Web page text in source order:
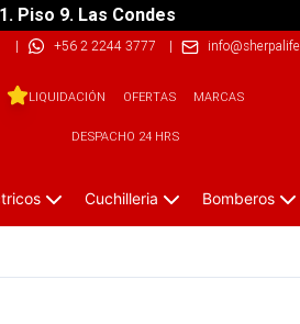
Piso 9. Las Condes
| +56 2 2244 3777 |
LIQUIDACIÓN OFERTAS MARCAS
DESPACHO 24 HRS
Cuchilleria Bomberos